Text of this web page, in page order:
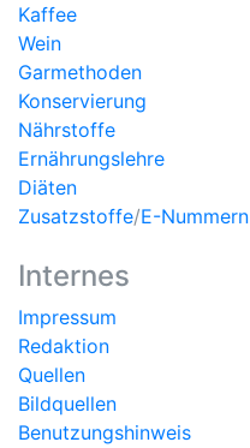
Kaffee
Wein
Garmethoden
Konservierung
Nährstoffe
Ernährungslehre
Diäten
Zusatzstoffe/E-Nummern
Internes
Impressum
Redaktion
Quellen
Bildquellen
Benutzungshinweis